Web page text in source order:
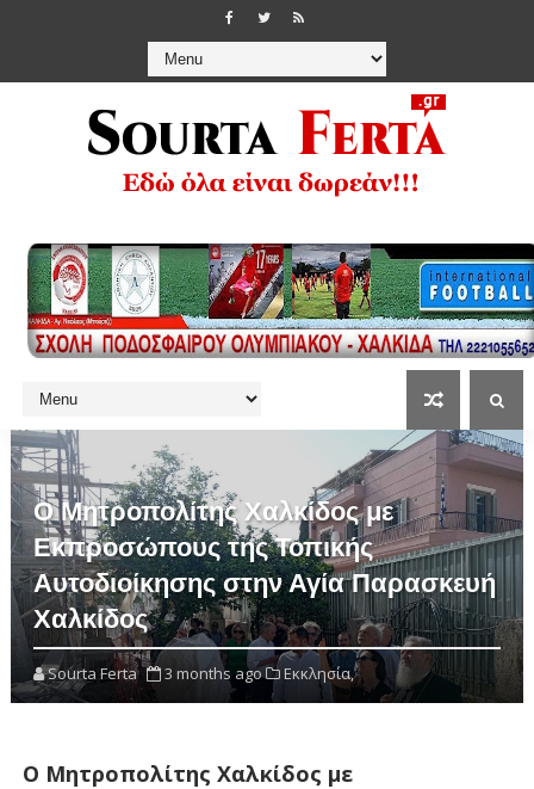
Ο Μητροπολίτης Χαλκίδος με
Εκπροσώπους της Τοπικής
Αυτοδιοίκησης στην Αγία Παρασκευή
Χαλκίδος
Sourta Ferta 3 months ago Εκκλησία,
Ο Μητροπολίτης Χαλκίδος με